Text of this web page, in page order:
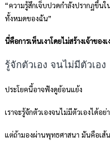
“ความรู้สึกเจ็บปวดกำลังปรากฏขึ้น
ทั้งหมดของฉัน”
นี่คือการเห็นเงาโดยไม่สร้างเจ้าของ
รู้จักตัวเอง จนไม่มีตัวเอง
ประโยคนี้อาจฟังดูย้อนแย้ง
เราจะรู้จักตัวเองจนไม่มีตัวเองได้อย่
แต่ถ้ามองผ่านพุทธศาสนา มันคือเส้